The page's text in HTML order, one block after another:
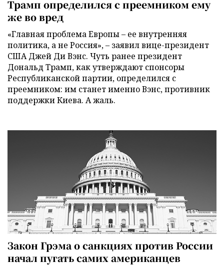
Трамп определился с преемником ему
же во вред
«Главная проблема Европы – ее внутренняя
политика, а не Россия», – заявил вице-президент
США Джей Ди Вэнс. Чуть ранее президент
Дональд Трамп, как утверждают спонсоры
Республиканской партии, определился с
преемником: им станет именно Вэнс, противник
поддержки Киева. А жаль.
Закон Грэма о санкциях против России
начал пугать самих американцев